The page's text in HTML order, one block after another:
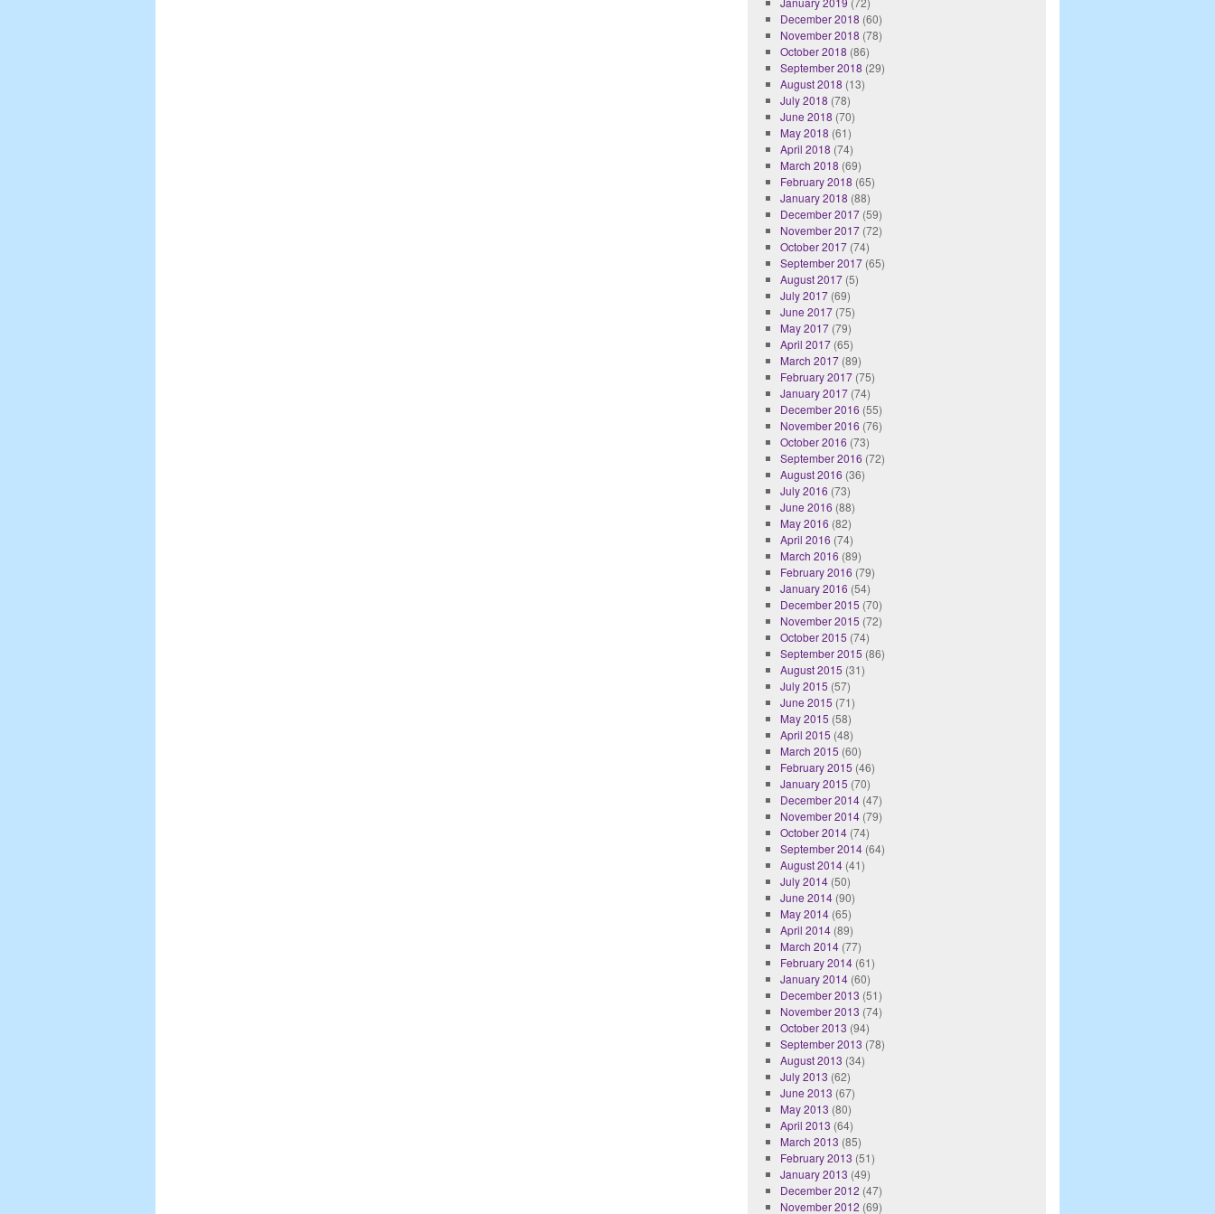
December 2018 (60)
November 2018 (78)
October 2018 (86)
September 2018 (29)
August 2018 (13)
July 2018 (78)
June 2018 (70)
May 2018 (61)
April 2018 (74)
March 2018 (69)
February 2018 (65)
January 2018 (88)
December 2017(59)
November 2017(72)
October 2017(74)
September 2017(65)
August 2017(5)
July 2017(69)
June 2017(75)
May 2017(79)
April 2017(65)
March 2017(89)
February 2017(75)
January 2017(74)
December 2016 (55)
November 2016 (76)
October 2016 (73)
September 2016 (72)
August 2016 (36)
July 2016 (73)
June 2016 (88)
May 2016 (82)
April 2016 (74)
March 2016 (89)
February 2016 (79)
January 2016 (54)
December 2015 (70)
November 2015 (72)
October 2015 (74)
September 2015 (86)
August 2015 (31)
July 2015 (57)
June 2015 (71)
May 2015 (58)
April 2015 (48)
March 2015 (60)
February 2015 (46)
January 2015 (70)
December 2014(47)
November 2014(79)
October 2014(74)
September 2014(64)
August 2014(41)
July 2014(50)
June 2014(90)
May 2014(65)
April 2014(89)
March 2014(77)
February 2014(61)
January 2014(60)
December 2013 (51)
November 2013 (74)
October 2013 (94)
September 2013 (78)
August 2013 (34)
July 2013 (62)
June 2013 (67)
May 2013 (80)
April 2013 (64)
March 2013 (85)
February 2013 (51)
January 2013 (49)
December 2012 (47)
November 2012 (69)